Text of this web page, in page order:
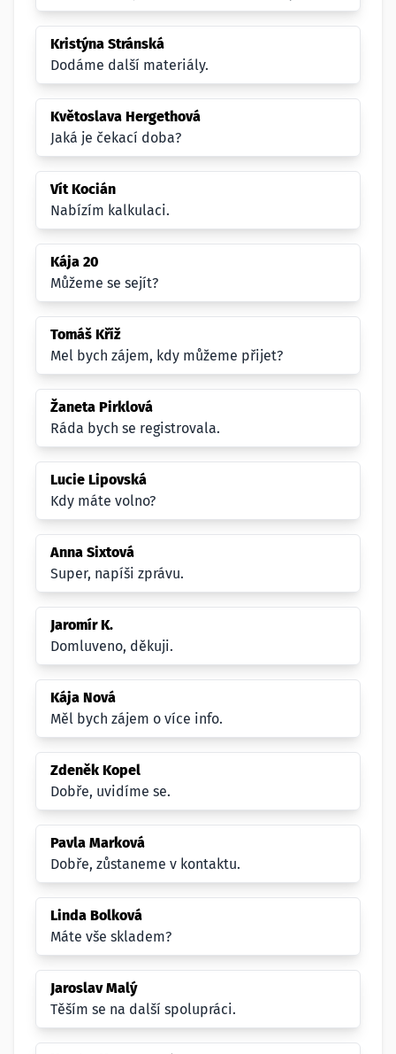
Kristýna Stránská
Dodáme další materiály.
Květoslava Hergethová
Jaká je čekací doba?
Vít Kocián
Nabízím kalkulaci.
Kája 20
Můžeme se sejít?
Tomáš Kříž
Mel bych zájem, kdy můžeme přijet?
Žaneta Pirklová
Ráda bych se registrovala.
Lucie Lipovská
Kdy máte volno?
Anna Sixtová
Super, napíši zprávu.
Jaromír K.
Domluveno, děkuji.
Kája Nová
Měl bych zájem o více info.
Zdeněk Kopel
Dobře, uvidíme se.
Pavla Marková
Dobře, zůstaneme v kontaktu.
Linda Bolková
Máte vše skladem?
Jaroslav Malý
Těším se na další spolupráci.